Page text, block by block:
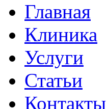
Главная
Клиника
Услуги
Статьи
Контакты